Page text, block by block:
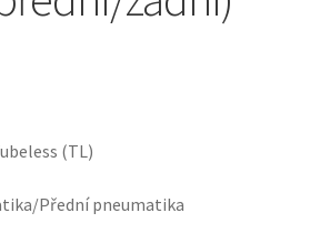
(TL)
Přední pneumatika